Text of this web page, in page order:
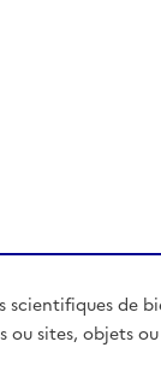
scientifiques de
sites, objets